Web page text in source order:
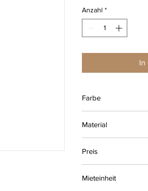
Anzahl *
In
Farbe
Material
Preis
Mieteinheit